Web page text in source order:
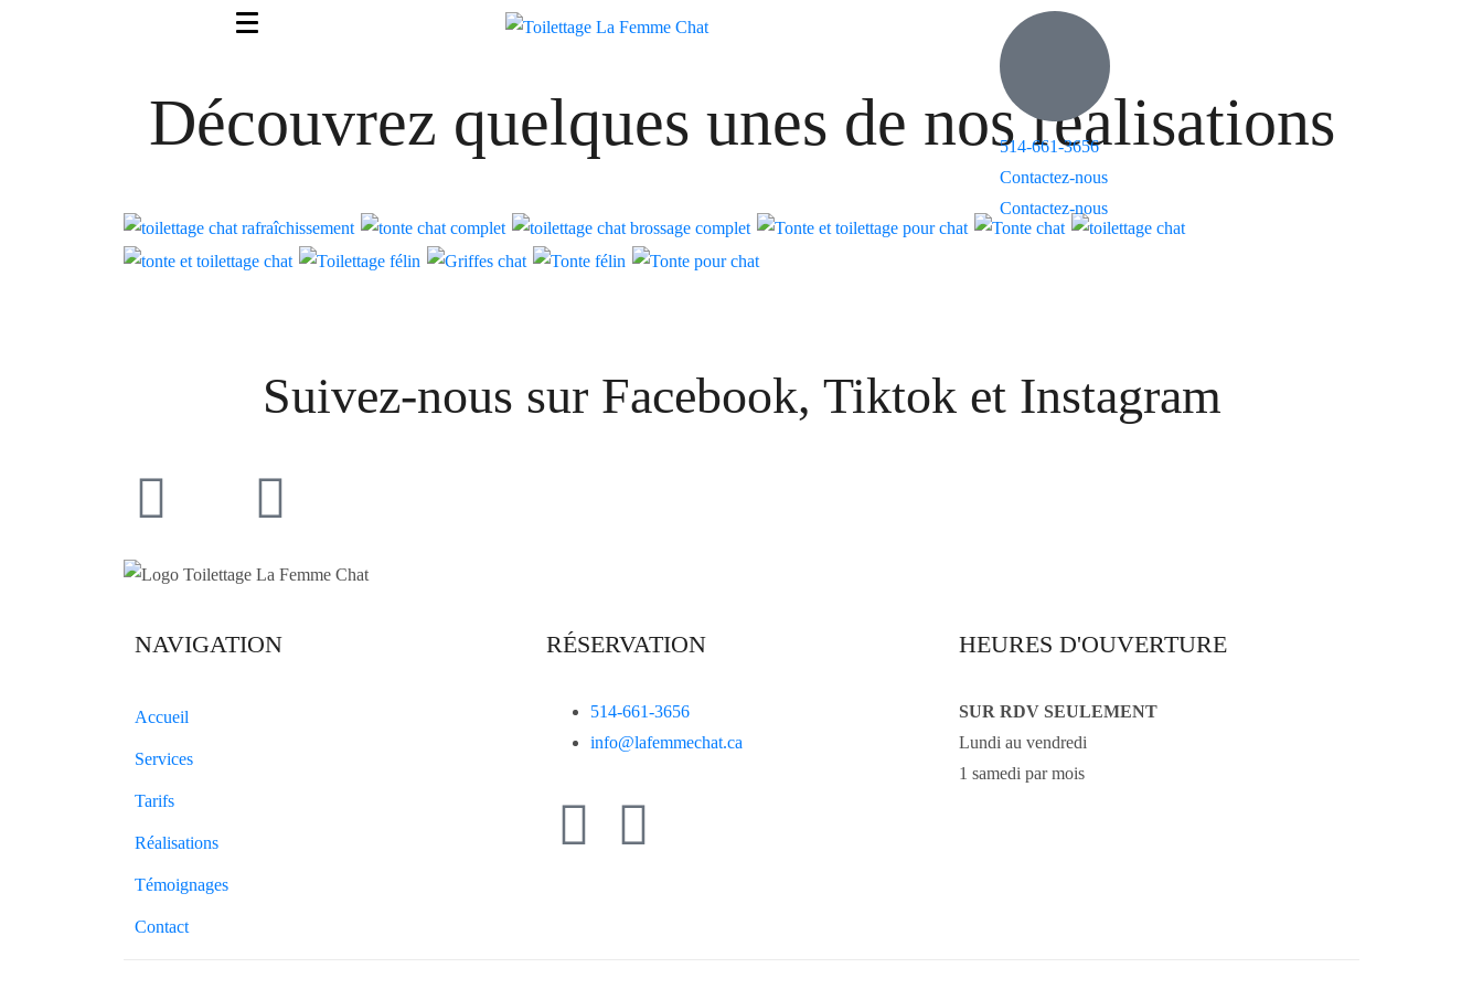
514-661-3656
Contactez-nous
Contactez-nous
Découvrez quelques unes de nos réalisations
Suivez-nous sur Facebook, Tiktok et Instagram
NAVIGATION
Accueil
Services
Tarifs
Réalisations
Témoignages
Contact
RÉSERVATION
514-661-3656
info@lafemmechat.ca
HEURES D'OUVERTURE
SUR RDV SEULEMENT
Lundi au vendredi
1 samedi par mois